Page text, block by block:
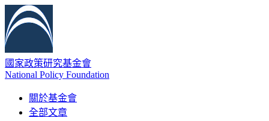
國家政策研究基金會
National Policy Foundation
關於基金會
全部文章